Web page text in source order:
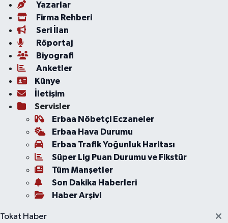
Yazarlar
Firma Rehberi
Seri İlan
Röportaj
Biyografi
Anketler
Künye
İletişim
Servisler
Erbaa Nöbetçi Eczaneler
Erbaa Hava Durumu
Erbaa Trafik Yoğunluk Haritası
Süper Lig Puan Durumu ve Fikstür
Tüm Manşetler
Son Dakika Haberleri
Haber Arşivi
Tokat Haber